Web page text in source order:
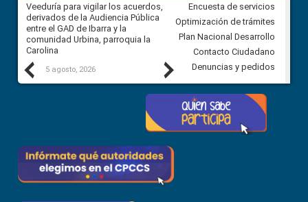
Previous
Veeduría para vigilar los acuerdos,
derivados de la Audiencia Pública
entre el GAD de Ibarra y la
comunidad Urbina, parroquia la
Carolina
5 agosto, 2026
CPCCS convoca a Veeduría
Ciudadana para vigilar el
en la Universidad de Cuenca
5 agosto, 2026
Next
Encuesta de servicios
Optimización de trámites
Plan Nacional Desarrollo
Contacto Ciudadano
Denuncias y pedidos